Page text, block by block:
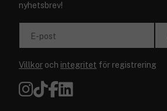
nyhetsbrev!
E-post
Villkor och integritet för registrering